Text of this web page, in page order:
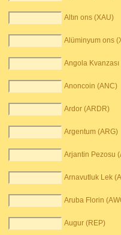
Altın ons (XAU)
Alüminyum ons
Angola Kvanzası
Anoncoin (ANC)
Ardor (ARDR)
Argentum (ARG)
Arjantin Pezosu
Arnavutluk Lek
Aruba Florin
Augur (REP)